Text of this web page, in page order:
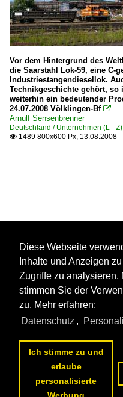
Vor dem Hintergrund des
die Saarstahl Lok-59, eine C-
Industriestangendiesellok.
Technikgeschichte gehört,
weiterhin ein bedeutender
24.07.2008 Völklingen-Bf 
Arnulf Sensenbrenner
Deutschland / Unternehmen (L -
 1489 800x600 Px, 13.08.2008
Diese Webseite
Inhalte und Anzeigen
Zugriffe zu analysieren.
stimmen Sie der
zu. Mehr erfahren:
Datenschutz ,
Ich stimme zu und
erlaube
personalisierte